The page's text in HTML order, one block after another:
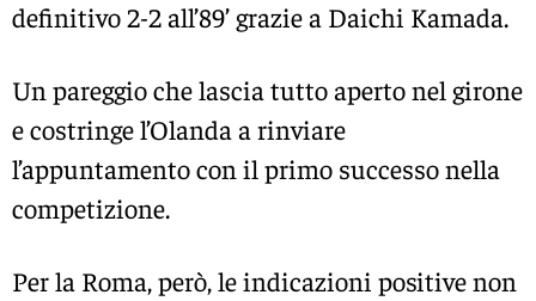
definitivo 2-2 all’89’ grazie a Daichi Kamada.
Un pareggio che lascia tutto aperto nel girone
e costringe l’Olanda a rinviare
l’appuntamento con il primo successo nella
competizione.
Per la Roma, però, le indicazioni positive non